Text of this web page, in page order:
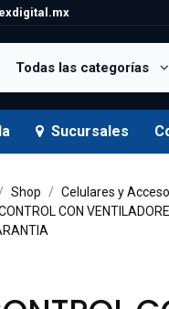
Todas las categorías
Sucursales
Shop
Celulares y
CON